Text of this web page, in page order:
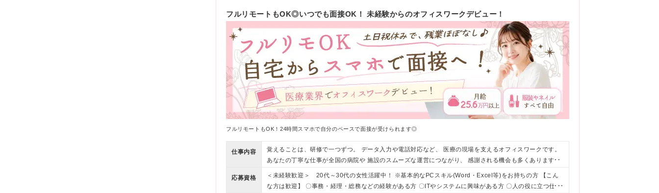
フルリモートもOK◎いつでも面接OK！ 未経験からのオフィスワークデビュー！
フルリモートもOK！24時間スマホで自分のペースで面接が受けられます◎
仕事内容
覚えることは、研修で一つずつ。 データ入力や電話対応など、 医療の現場を支えるオフィスワークです。
あなたの丁寧な仕事が全国の病院や 施設のスムーズな運営につながり、 感謝される機会も多くあります◎
応募資格
＜未経験歓迎＞ 20代～30代の女性活躍中！ ※基本的なPCスキル(Word・Excel等)をお持ちの方 【こん
な方は歓迎】 〇事務・経理・総務などの経験がある方 〇ITやシステムに興味がある方 〇人の役に立つ仕事